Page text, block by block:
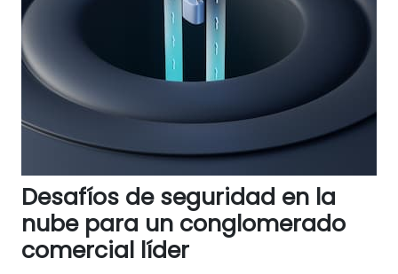
Desafíos de seguridad en la
nube para un conglomerado
comercial líder